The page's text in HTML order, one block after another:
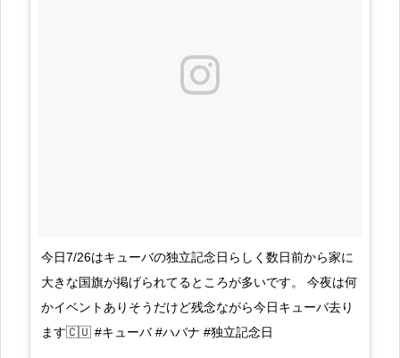
今日7/26はキューバの独立記念日らしく数日前から家に
大きな国旗が掲げられてるところが多いです。 今夜は何
かイベントありそうだけど残念ながら今日キューバ去り
ます🇨🇺 #キューバ #ハバナ #独立記念日